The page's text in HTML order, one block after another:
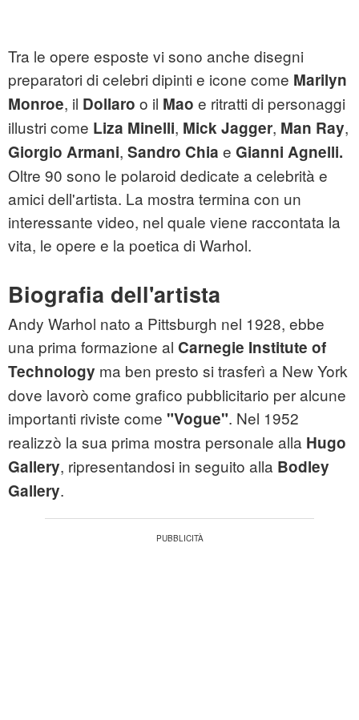
Tra le opere esposte vi sono anche disegni
preparatori di celebri dipinti e icone come Marilyn
Monroe, il Dollaro o il Mao e ritratti di personaggi
illustri come Liza Minelli, Mick Jagger, Man Ray,
Giorgio Armani, Sandro Chia e Gianni Agnelli.
Oltre 90 sono le polaroid dedicate a celebrità e
amici dell'artista. La mostra termina con un
interessante video, nel quale viene raccontata la
vita, le opere e la poetica di Warhol.
Biografia dell'artista
Andy Warhol nato a Pittsburgh nel 1928, ebbe
una prima formazione al Carnegie Institute of
Technology ma ben presto si trasferì a New York
dove lavorò come grafico pubblicitario per alcune
importanti riviste come "Vogue". Nel 1952
realizzò la sua prima mostra personale alla Hugo
Gallery, ripresentandosi in seguito alla Bodley
Gallery.